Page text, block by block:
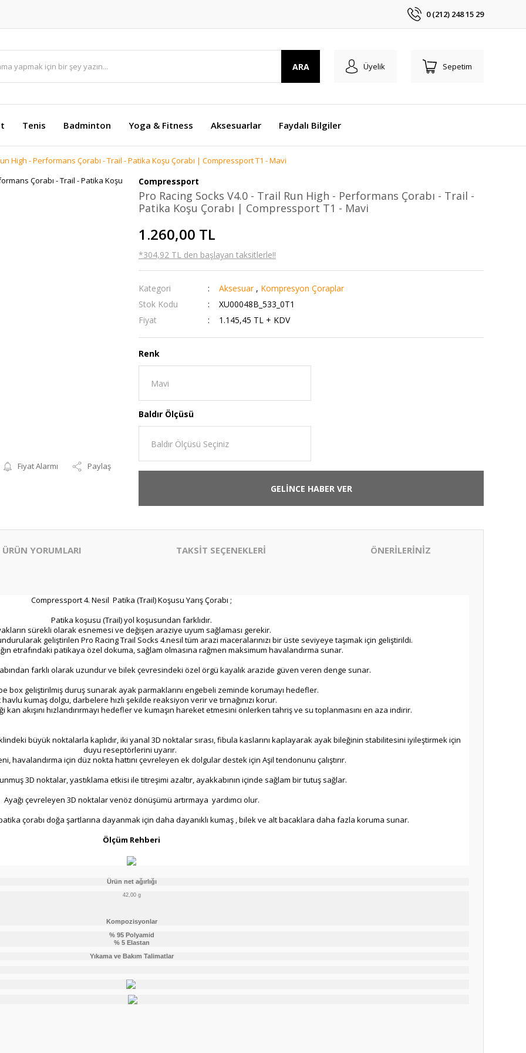
0 (212) 248 15 29
ARA Üyelik Sepetim
Tenis Badminton Yoga & Fitness Aksesuarlar Faydalı Bilgiler
High - Performans Çorabı - Trail - Patika Koşu Çorabı | Compressport T1 - Mavi
Fiyat Alarmı Paylaş
Compressport
Pro Racing Socks V4.0 - Trail Run High - Performans Çorabı - Trail -
Patika Koşu Çorabı | Compressport T1 - Mavi
1.260,00 TL
*304,92 TL den başlayan taksitlerle!!
Kategori Aksesuar , Kompresyon Çoraplar
Stok Kodu
XU00048B_533_0T1
Fiyat
1.145,45 TL + KDV
Renk
Baldır Ölçüsü
GELİNCE HABER VER
ÜRÜN YORUMLARI TAKSİT SEÇENEKLERİ ÖNERİLERİNİZ
Compressport 4. Nesil Patika (Trail) Koşusu Yarış Çorabı ;
Patika koşusu (Trail) yol koşusundan farklıdır.
sürekli olarak esnemesi ve değişen araziye uyum sağlaması gerekir.
geliştirilen Pro Racing Trail Socks 4.nesil tüm arazi maceralarınızı bir üste seviyeye taşımak için geliştirildi.
etrafındaki patikaya özel dokuma, sağlam olmasına rağmen maksimum havalandırma sunar.
farklı olarak uzundur ve bilek çevresindeki özel örgü kayalık arazide güven veren denge sunar.
box geliştirilmiş duruş sunarak ayak parmaklarını engebeli zeminde korumayı hedefler.
havlu kumaş dolgu, darbelere hızlı şekilde reaksiyon verir ve tırnağınızı korur.
kan akışını hızlandırırmayı hedefler ve kumaşın hareket etmesini önlerken tahriş ve su toplanmasını en aza indirir.
büyük noktalarla kaplıdır, iki yanal 3D noktalar sırası, fibula kaslarını kaplayarak ayak bileğinin stabilitesini iyileştirmek için
duyu reseptörlerini uyarır.
havalandırma için düz nokta hattını çevreleyen ek dolgular destek için Aşil tendonunu çalıştırır.
3D noktalar, yastıklama etkisi ile titreşimi azaltır, ayakkabının içinde sağlam bir tutuş sağlar.
Ayağı çevreleyen 3D noktalar venöz dönüşümü artırmaya yardımcı olur.
çorabı doğa şartlarına dayanmak için daha dayanıklı kumaş , bilek ve alt bacaklara daha fazla koruma sunar.
Ölçüm Rehberi
Ürün net ağırlığı
42,00 g
Kompozisyonlar
% 95 Polyamid
% 5 Elastan
Yıkama ve Bakım Talimatlar